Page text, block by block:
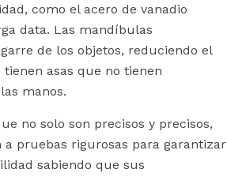
como el acero de vanadio
data. Las mandíbulas
de los objetos, reduciendo el
asas que no tienen
manos.
no solo son precisos y precisos,
pruebas rigurosas para garantizar
sabiendo que sus